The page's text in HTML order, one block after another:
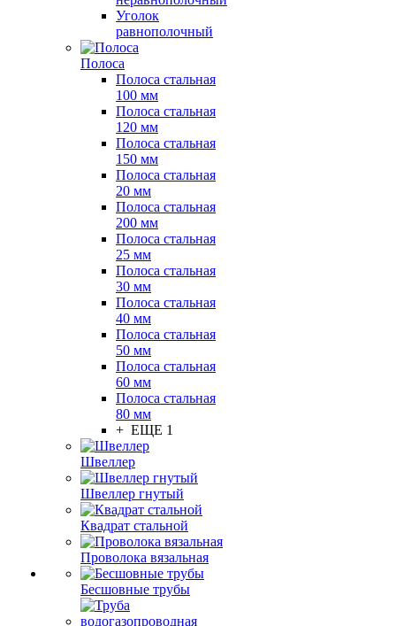
Уголок
равнополочный
Полоса
Полоса стальная
100 мм
Полоса стальная
120 мм
Полоса стальная
150 мм
Полоса стальная
20 мм
Полоса стальная
200 мм
Полоса стальная
25 мм
Полоса стальная
30 мм
Полоса стальная
40 мм
Полоса стальная
50 мм
Полоса стальная
60 мм
Полоса стальная
80 мм
+ ЕЩЕ 1
Швеллер
Швеллер гнутый
Квадрат стальной
Проволока вязальная
Бесшовные трубы